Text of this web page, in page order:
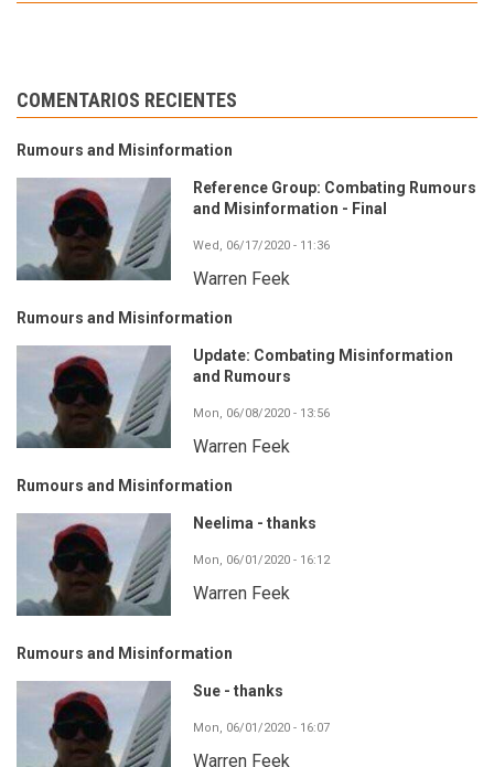
COMENTARIOS RECIENTES
Rumours and Misinformation
Reference Group: Combating Rumours
and Misinformation - Final
Wed, 06/17/2020 - 11:36
Warren Feek
Rumours and Misinformation
Update: Combating Misinformation
and Rumours
Mon, 06/08/2020 - 13:56
Warren Feek
Rumours and Misinformation
Neelima - thanks
Mon, 06/01/2020 - 16:12
Warren Feek
Rumours and Misinformation
Sue - thanks
Mon, 06/01/2020 - 16:07
Warren Feek